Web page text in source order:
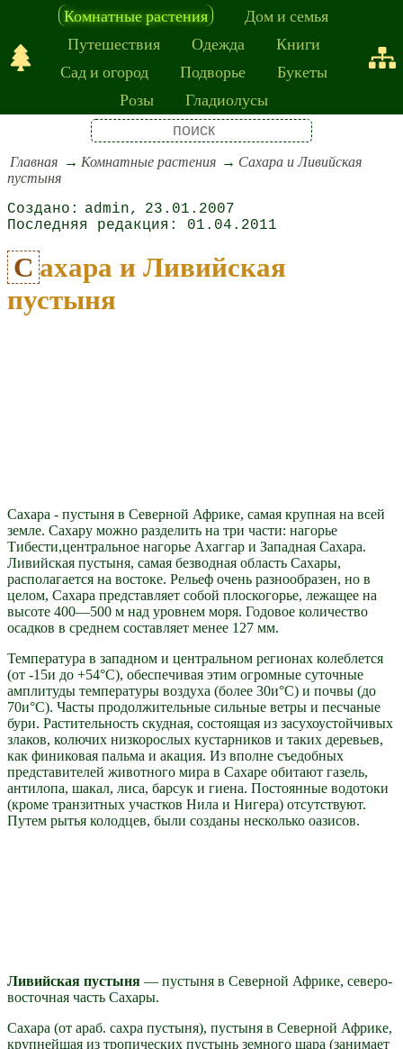
Комнатные растения
Дом и семья
Путешествия
Одежда
Книги
Сад и огород
Подворье
Букеты
Розы
Гладиолусы
Главная Комнатные растения
Сахара и Ливийская
пустыня
admin
23.01.2007
01.04.2011
Сахара и Ливийская
пустыня
Сахара - пустыня в Северной Африке, самая крупная на всей
земле. Сахару можно разделить на три части: нагорье
Тибести,центральное нагорье Ахаггар и Западная Сахара.
Ливийская пустыня, самая безводная область Сахары,
располагается на востоке. Рельеф очень разнообразен, но в
целом, Сахара представляет собой плоскогорье, лежащее на
высоте 400—500 м над уровнем моря. Годовое количество
осадков в среднем составляет менее 127 мм.
Температура в западном и центральном регионах колеблется
(от -15и до +54°С), обеспечивая этим огромные суточные
амплитуды температуры воздуха (более 30и°С) и почвы (до
70и°С). Часты продолжительные сильные ветры и песчаные
бури. Растительность скудная, состоящая из засухоустойчивых
злаков, колючих низкорослых кустарников и таких деревьев,
как финиковая пальма и акация. Из вполне съедобных
представителей животного мира в Сахаре обитают газель,
антилопа, шакал, лиса, барсук и гиена. Постоянные водотоки
(кроме транзитных участков Нила и Нигера) отсутствуют.
Путем рытья колодцев, были созданы несколько оазисов.
Ливийская пустыня — пустыня в Северной Африке, северо-
восточная часть Сахары.
Сахара (от араб. сахра пустыня), пустыня в Северной Африке,
крупнейшая из тропических пустынь земного шара (занимает